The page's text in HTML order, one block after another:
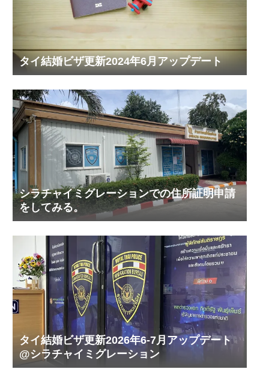
タイ結婚ビザ更新2024年6月アップデート
シラチャイミグレーションでの住所証明申請
をしてみる。
タイ結婚ビザ更新2026年6-7月アップデート
@シラチャイミグレーション